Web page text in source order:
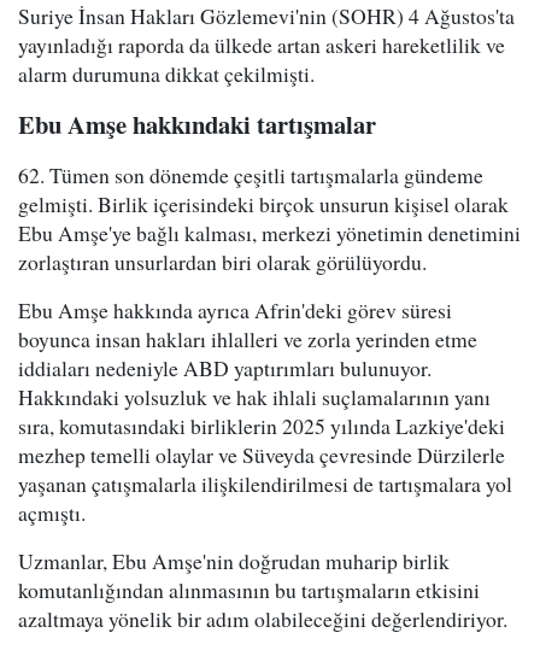
Suriye İnsan Hakları Gözlemevi'nin (SOHR) 4 Ağustos'ta
yayınladığı raporda da ülkede artan askeri hareketlilik ve
alarm durumuna dikkat çekilmişti.
Ebu Amşe hakkındaki tartışmalar
62. Tümen son dönemde çeşitli tartışmalarla gündeme
gelmişti. Birlik içerisindeki birçok unsurun kişisel olarak
Ebu Amşe'ye bağlı kalması, merkezi yönetimin denetimini
zorlaştıran unsurlardan biri olarak görülüyordu.
Ebu Amşe hakkında ayrıca Afrin'deki görev süresi
boyunca insan hakları ihlalleri ve zorla yerinden etme
iddiaları nedeniyle ABD yaptırımları bulunuyor.
Hakkındaki yolsuzluk ve hak ihlali suçlamalarının yanı
sıra, komutasındaki birliklerin 2025 yılında Lazkiye'deki
mezhep temelli olaylar ve Süveyda çevresinde Dürzilerle
yaşanan çatışmalarla ilişkilendirilmesi de tartışmalara yol
açmıştı.
Uzmanlar, Ebu Amşe'nin doğrudan muharip birlik
komutanlığından alınmasının bu tartışmaların etkisini
azaltmaya yönelik bir adım olabileceğini değerlendiriyor.